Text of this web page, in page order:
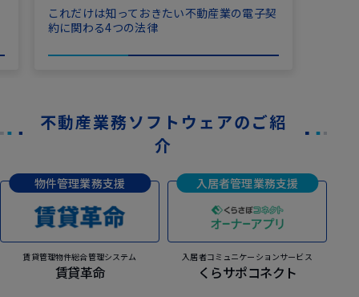
これだけは知っておきたい不動産業の電子契
約に関わる4つの法律
不動産業務ソフトウェアのご紹
介
物件管理業務支援
賃貸管理物件総合管理システム
賃貸革命
入居者管理業務支援
入居者コミュニケーションサービス
くらサポコネクト